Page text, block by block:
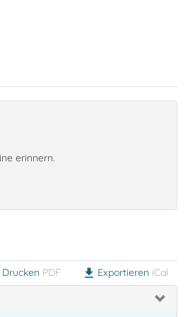
erinnern.
Drucken PDF download Exportieren iCal